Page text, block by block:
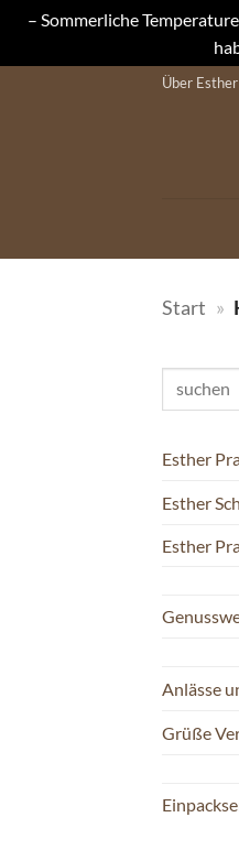
– Sommerliche
Über Esther
Start »
Suchen
Esther
Esther
Esther
Anlässe
Grüße